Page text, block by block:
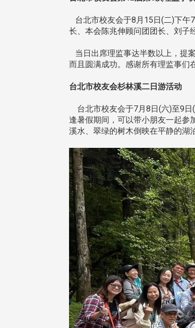
台北市校友会于8月15日(二)下午
长、本会陈兆伸顾问团团长、刘子
当日出席理监事达半数以上，提
而且圆满成功。感谢所有理监事们
台北市校友会杉林溪二日游活动
台北市校友会于7月8日(六)至9日
逢暑假期间，可以带小朋友一起参
溪水、翠绿的树木倒映在平静的湖